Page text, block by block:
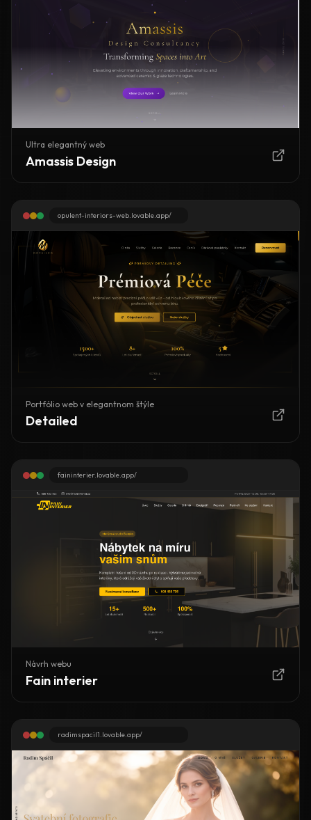
Ultra elegantný web
Amassis Design
opulent-interiors-web.lovable.app/
Portfólio web v elegantnom štýle
Detailed
faininterier.lovable.app/
Návrh webu
Fain interier
radimspacil1.lovable.app/